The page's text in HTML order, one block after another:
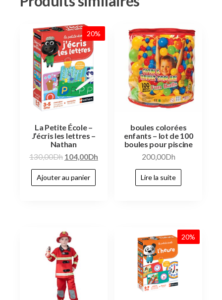
20%
La Petite École –
J’écris les lettres –
Nathan
130,00Dh 104,00Dh
Ajouter au panier
boules colorées
enfants – lot de 100
boules pour piscine
200,00Dh
Lire la suite
20%